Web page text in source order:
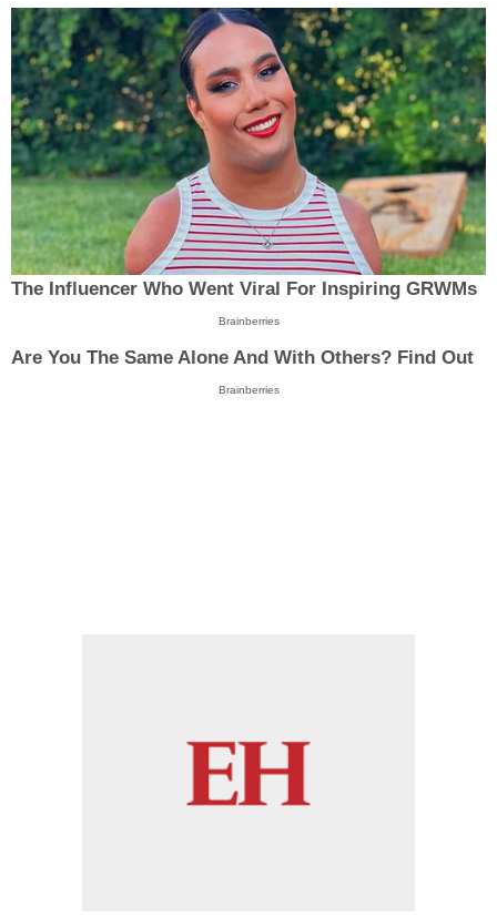
The Influencer Who Went Viral For Inspiring GRWMs
Brainberries
Are You The Same Alone And With Others? Find Out
Brainberries